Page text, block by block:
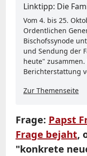
Linktipp: Die
Vom 4. bis 25.
Ordentlichen
Bischofssynode
und Sendung der
heute"
Berichterstattung
Zur Themenseite
Frage: Papst
Frage bejaht,
"konkrete